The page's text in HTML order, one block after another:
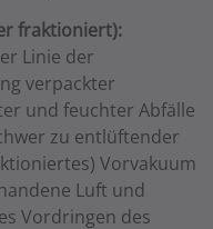
fraktioniert):
Linie der
verpackter
und feuchter Abfälle
zu entlüftender
Vorvakuum
Luft und
Vordringen des